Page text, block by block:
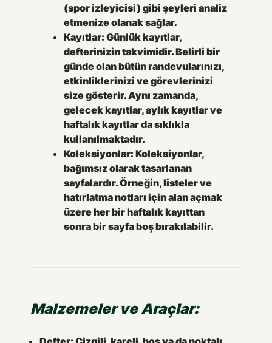
(spor izleyicisi) gibi şeyleri analiz
etmenize olanak sağlar.
Kayıtlar: Günlük kayıtlar,
defterinizin takvimidir. Belirli bir
günde olan bütün randevularınızı,
etkinliklerinizi ve görevlerinizi
size gösterir. Aynı zamanda,
gelecek kayıtlar, aylık kayıtlar ve
haftalık kayıtlar da sıklıkla
kullanılmaktadır.
Koleksiyonlar: Koleksiyonlar,
bağımsız olarak tasarlanan
sayfalardır. Örneğin, listeler ve
hatırlatma notları için alan açmak
üzere her bir haftalık kayıttan
sonra bir sayfa boş bırakılabilir.
Malzemeler ve Araçlar: